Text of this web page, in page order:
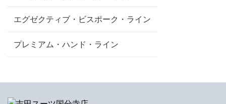
エグゼクティブ・ビスポーク・ライン
プレミアム・ハンド・ライン